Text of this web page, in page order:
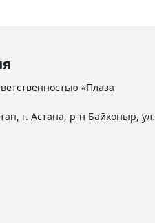
«Плаза
г. Астана, р-н Байконыр, ул.